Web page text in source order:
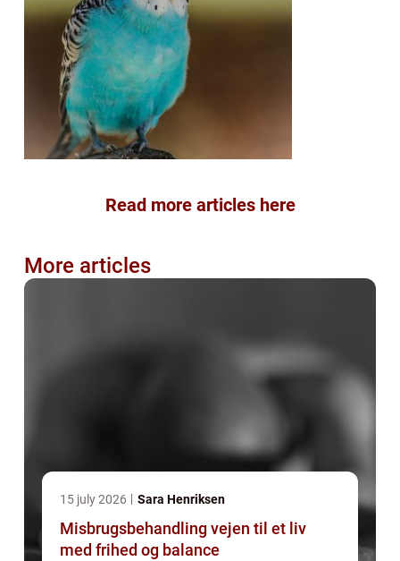
Read more articles here
More articles
15 july 2026 Sara Henriksen
Misbrugsbehandling vejen til et liv
med frihed og balance